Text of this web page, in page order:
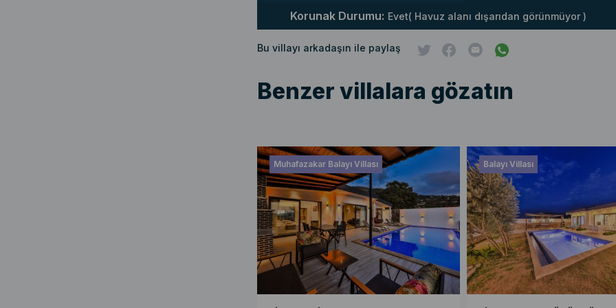
Korunak Durumu: Evet( Havuz alanı dışarıdan görünmüyor )
Bu villayı arkadaşın ile paylaş
Benzer villalara gözatın
Muhafazakar Balayı Villası Balayı Villası